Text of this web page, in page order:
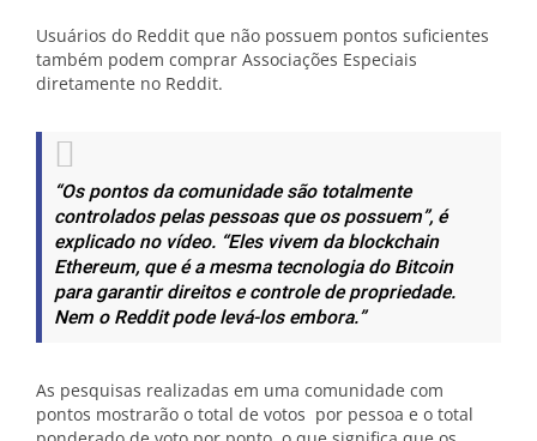
Usuários do Reddit que não possuem pontos suficientes
também podem comprar Associações Especiais
diretamente no Reddit.
“Os pontos da comunidade são totalmente
controlados pelas pessoas que os possuem”, é
explicado no vídeo. “Eles vivem da blockchain
Ethereum, que é a mesma tecnologia do Bitcoin
para garantir direitos e controle de propriedade.
Nem o Reddit pode levá-los embora.”
As pesquisas realizadas em uma comunidade com
pontos mostrarão o total de votos por pessoa e o total